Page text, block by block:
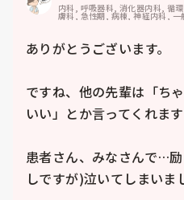
内科, 呼吸器科, 消化器内科, 循
膚科, 急性期, 病棟, 神経内科, 一
ありがとうございます。
ですね、他の先輩は「ち
いい」とか言ってくれま
患者さん、みなさんで…
しですが)泣いてしまいま